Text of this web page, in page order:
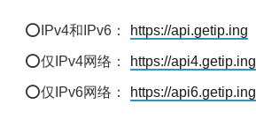
⭕IPv4和IPv6： https://api.getip.ing
⭕仅IPv4网络： https://api4.getip.ing
⭕仅IPv6网络： https://api6.getip.ing